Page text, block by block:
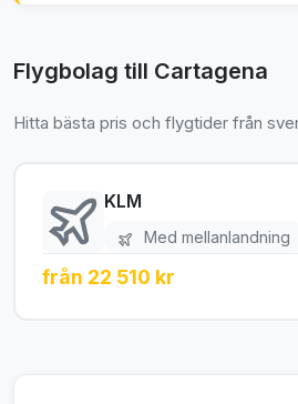
Flygbolag till Cartagena
Hitta bästa pris och flygtider från
KLM
Med mellanlandning
från 22 510 kr